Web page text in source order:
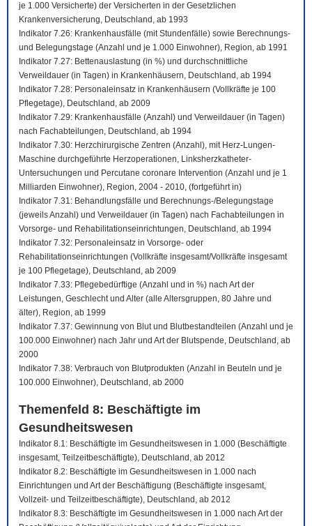
je 1.000 Versicherte) der Versicherten in der Gesetzlichen
Krankenversicherung, Deutschland, ab 1993
Indikator 7.26: Krankenhausfälle (mit Stundenfälle) sowie Berechnungs-
und Belegungstage (Anzahl und je 1.000 Einwohner), Region, ab 1991
Indikator 7.27: Bettenauslastung (in %) und durchschnittliche
Verweildauer (in Tagen) in Krankenhäusern, Deutschland, ab 1994
Indikator 7.28: Personaleinsatz in Krankenhäusern (Vollkräfte je 100
Pflegetage), Deutschland, ab 2009
Indikator 7.29: Krankenhausfälle (Anzahl) und Verweildauer (in Tagen)
nach Fachabteilungen, Deutschland, ab 1994
Indikator 7.30: Herzchirurgische Zentren (Anzahl), mit Herz-Lungen-
Maschine durchgeführte Herzoperationen, Linksherzkatheter-
Untersuchungen und Percutane coronare Intervention (Anzahl und je 1
Milliarden Einwohner), Region, 2004 - 2010, (fortgeführt in)
Indikator 7.31: Behandlungsfälle und Berechnungs-/Belegungstage
(jeweils Anzahl) und Verweildauer (in Tagen) nach Fachabteilungen in
Vorsorge- und Rehabilitationseinrichtungen, Deutschland, ab 1994
Indikator 7.32: Personaleinsatz in Vorsorge- oder
Rehabilitationseinrichtungen (Vollkräfte insgesamt/Vollkräfte insgesamt
je 100 Pflegetage), Deutschland, ab 2009
Indikator 7.33: Pflegebedürftige (Anzahl und in %) nach Art der
Leistungen, Geschlecht und Alter (alle Altersgruppen, 80 Jahre und
älter), Region, ab 1999
Indikator 7.37: Gewinnung von Blut und Blutbestandteilen (Anzahl und je
100.000 Einwohner) nach Jahr und Art der Blutspende, Deutschland, ab
2000
Indikator 7.38: Verbrauch von Blutprodukten (Anzahl in Beuteln und je
100.000 Einwohner), Deutschland, ab 2000
Themenfeld 8: Beschäftigte im
Gesundheitswesen
Indikator 8.1: Beschäftigte im Gesundheitswesen in 1.000 (Beschäftigte
insgesamt, Teilzeitbeschäftigte), Deutschland, ab 2012
Indikator 8.2: Beschäftigte im Gesundheitswesen in 1.000 nach
Einrichtungen und Art der Beschäftigung (Beschäftigte insgesamt,
Vollzeit- und Teilzeitbeschäftigte), Deutschland, ab 2012
Indikator 8.3: Beschäftigte im Gesundheitswesen in 1.000 nach Art der